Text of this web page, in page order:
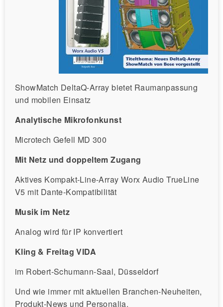
ShowMatch DeltaQ-Array bietet Raumanpassung
und mobilen Einsatz
Analytische Mikrofonkunst
Microtech Gefell MD 300
Mit Netz und doppeltem Zugang
Aktives Kompakt-Line-Array Worx Audio TrueLine
V5 mit Dante-Kompatibilität
Musik im Netz
Analog wird für IP konvertiert
Kling & Freitag VIDA
im Robert-Schumann-Saal, Düsseldorf
Und wie immer mit aktuellen Branchen-Neuheiten,
Produkt-News und Personalia.